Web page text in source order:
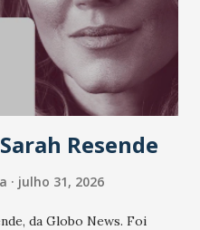
Resende
julho 31, 2026
da Globo News. Foi